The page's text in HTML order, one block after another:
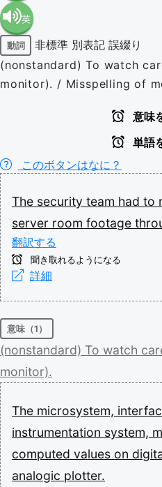
語（米
国）
英
語（イ
ギリ
(en-GB)
動詞 非標準 別表記 誤綴り
(nonstandard) To watch
monitor). / Misspelling of
意味
単語
このボタンはなに？
The security team had to
server room footage
翻訳する
聞き取れるようになる
詳細
意味（1）
(nonstandard) To watch
monitor).
The microsystem,
instrumentation system,
computed values on
analogic plotter.